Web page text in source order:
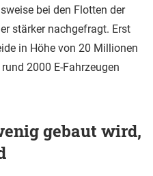
bei den Flotten der
stärker nachgefragt. Erst
in Höhe von 20 Millionen
2000 E-Fahrzeugen
gebaut wird,